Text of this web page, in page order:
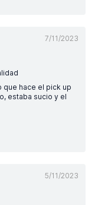
7/11/2023
que hace el pick up
estaba sucio y el
5/11/2023